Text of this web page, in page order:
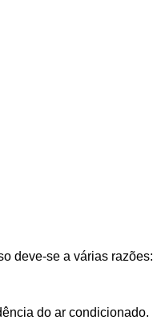
deve-se a várias razões:
do ar condicionado.